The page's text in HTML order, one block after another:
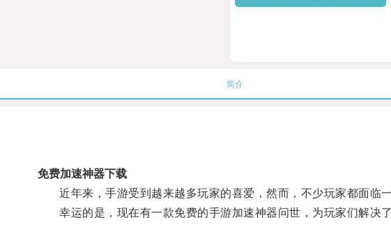
简介
免费加速神器下载
近年来，手游受到越来越多玩家的喜爱，然而，不少玩家都面临一
幸运的是，现在有一款免费的手游加速神器问世，为玩家们解决了